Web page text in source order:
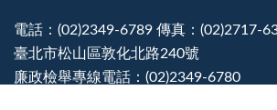
電話：(02)2349-6789 傳真：(02)2717-
臺北市松山區敦化北路240號
廉政檢舉專線電話：(02)2349-6780